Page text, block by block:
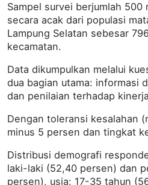
Sampel survei berjumlah
secara acak dari populasi
Lampung Selatan sebesar
kecamatan.
Data dikumpulkan melalui
dua bagian utama: informasi
dan penilaian terhadap
Dengan toleransi kesalahan
minus 5 persen dan tingkat
Distribusi demografi
laki-laki (52,40 persen) dan
persen), usia: 17-35 tahun